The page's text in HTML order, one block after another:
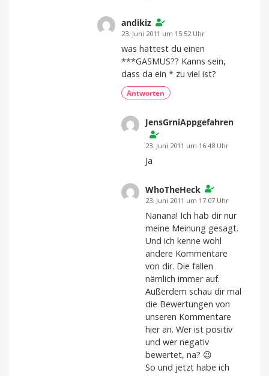
andikiz
23. Juni 2011 um 15:52 Uhr
was hattest du einen
***GASMUS?? Kanns sein,
dass da ein * zu viel ist?
Antworten
JensGrniAppgefahren
23. Juni 2011 um 16:48 Uhr
Ja
WhoTheHeck
23. Juni 2011 um 17:07 Uhr
Nanana! Ich hab dir nur
meine Meinung gesagt.
Und ich kenne wohl
andere Kommentare
von dir. Die fallen
nämlich immer auf.
Außerdem schau dir mal
die Bewertungen von
unseren Kommentare
hier an. Wer ist positiv
und wer negativ
bewertet, na? 😉
So und jetzt habe ich